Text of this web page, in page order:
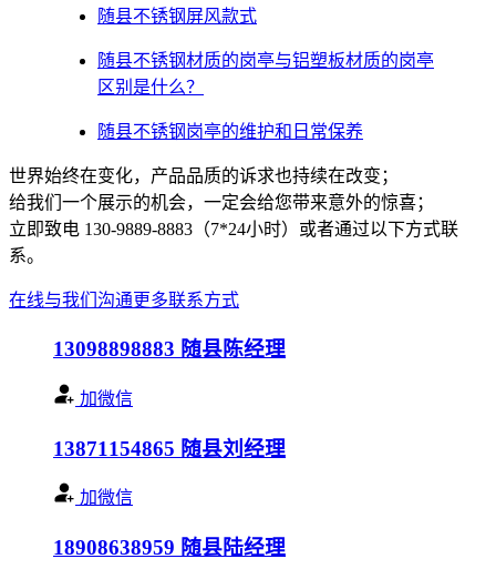
随县不锈钢屏风款式
随县不锈钢材质的岗亭与铝塑板材质的岗亭
区别是什么？
随县不锈钢岗亭的维护和日常保养
世界始终在变化，产品品质的诉求也持续在改变；
给我们一个展示的机会，一定会给您带来意外的惊喜；
立即致电 130-9889-8883（7*24小时）或者通过以下方式联
系。
在线与我们沟通更多联系方式
13098898883 随县陈经理
加微信
13871154865 随县刘经理
加微信
18908638959 随县陆经理